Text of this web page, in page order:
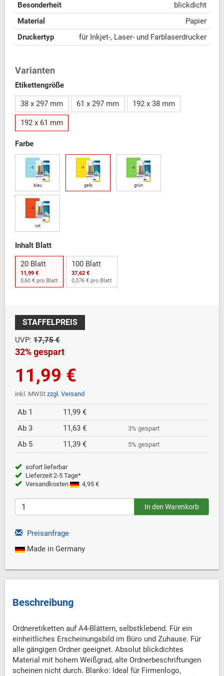
Besonderheit
blickdicht
Material
Papier
Druckertyp
für Inkjet-, Laser- und Farblaserdrucker
Varianten
Etikettengröße
38 x 297 mm 61 x 297 mm 192 x 38 mm
192 x 61 mm
Farbe
blau gelb grün
rot
Inhalt Blatt
20 Blatt
11,99 €
0,60 € pro Blatt
100 Blatt
37,62 €
0,376 € pro Blatt
STAFFELPREIS
UVP: 17,75 €
32% gespart
11,99 €
inkl. MWSt zzgl. Versand
Ab 1
11,99 €
Ab 3
11,63 € 3% gespart
Ab 5 11,39 € 5% gespart
sofort lieferbar
Lieferzeit 2-5 Tage*
Versandkosten
: 4,95 €
Preisanfrage
Made in Germany
Beschreibung
Ordneretiketten auf A4-Blättern, selbstklebend. Für ein
einheitliches Erscheinungsbild im Büro und Zuhause. Für
alle gängigen Ordner geeignet. Absolut blickdichtes
Material mit hohem Weißgrad, alte Ordnerbeschriftungen
scheinen nicht durch. Blanko: Ideal für Firmenlogo,